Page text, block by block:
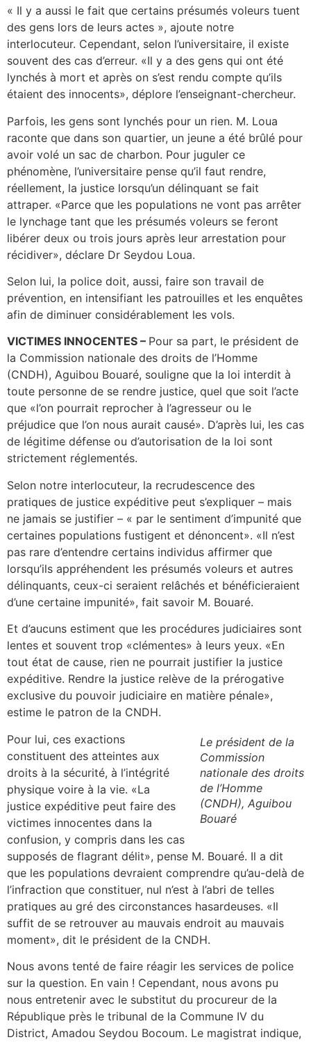
« Il y a aussi le fait que certains présumés voleurs tuent
des gens lors de leurs actes », ajoute notre
interlocuteur. Cependant, selon l’universitaire, il existe
souvent des cas d’erreur. «Il y a des gens qui ont été
lynchés à mort et après on s’est rendu compte qu’ils
étaient des innocents», déplore l’enseignant-chercheur.
Parfois, les gens sont lynchés pour un rien. M. Loua
raconte que dans son quartier, un jeune a été brûlé pour
avoir volé un sac de charbon. Pour juguler ce
phénomène, l’universitaire pense qu’il faut rendre,
réellement, la justice lorsqu’un délinquant se fait
attraper. «Parce que les populations ne vont pas arrêter
le lynchage tant que les présumés voleurs se feront
libérer deux ou trois jours après leur arrestation pour
récidiver», déclare Dr Seydou Loua.
Selon lui, la police doit, aussi, faire son travail de
prévention, en intensifiant les patrouilles et les enquêtes
afin de diminuer considérablement les vols.
VICTIMES INNOCENTES – Pour sa part, le président de
la Commission nationale des droits de l’Homme
(CNDH), Aguibou Bouaré, souligne que la loi interdit à
toute personne de se rendre justice, quel que soit l’acte
que «l’on pourrait reprocher à l’agresseur ou le
préjudice que l’on nous aurait causé». D’après lui, les cas
de légitime défense ou d’autorisation de la loi sont
strictement réglementés.
Selon notre interlocuteur, la recrudescence des
pratiques de justice expéditive peut s’expliquer – mais
ne jamais se justifier – « par le sentiment d’impunité que
certaines populations fustigent et dénoncent». «Il n’est
pas rare d’entendre certains individus affirmer que
lorsqu’ils appréhendent les présumés voleurs et autres
délinquants, ceux-ci seraient relâchés et bénéficieraient
d’une certaine impunité», fait savoir M. Bouaré.
Et d’aucuns estiment que les procédures judiciaires sont
lentes et souvent trop «clémentes» à leurs yeux. «En
tout état de cause, rien ne pourrait justifier la justice
expéditive. Rendre la justice relève de la prérogative
exclusive du pouvoir judiciaire en matière pénale»,
estime le patron de la CNDH.
Le président de la
Commission
nationale des droits
de l’Homme
(CNDH), Aguibou
Bouaré
Pour lui, ces exactions
constituent des atteintes aux
droits à la sécurité, à l’intégrité
physique voire à la vie. «La
justice expéditive peut faire des
victimes innocentes dans la
confusion, y compris dans les cas
supposés de flagrant délit», pense M. Bouaré. Il a dit
que les populations devraient comprendre qu’au-delà de
l’infraction que constituer, nul n’est à l’abri de telles
pratiques au gré des circonstances hasardeuses. «Il
suffit de se retrouver au mauvais endroit au mauvais
moment», dit le président de la CNDH.
Nous avons tenté de faire réagir les services de police
sur la question. En vain ! Cependant, nous avons pu
nous entretenir avec le substitut du procureur de la
République près le tribunal de la Commune IV du
District, Amadou Seydou Bocoum. Le magistrat indique,